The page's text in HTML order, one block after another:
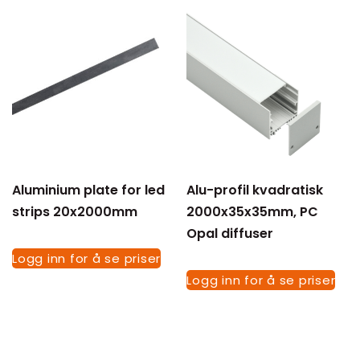
Aluminium plate for led
strips 20x2000mm
Logg inn for å se priser
Alu-profil kvadratisk
2000x35x35mm, PC
Opal diffuser
Logg inn for å se priser